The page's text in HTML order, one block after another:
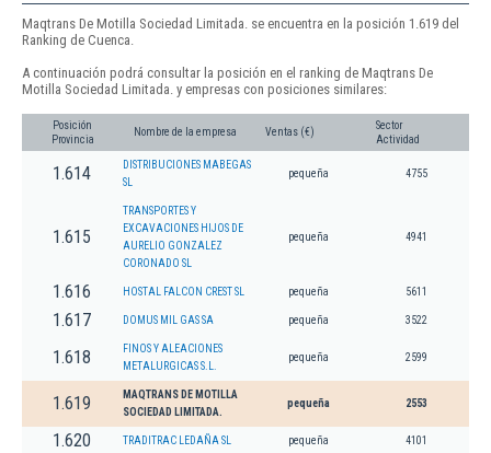
Maqtrans De Motilla Sociedad Limitada. se encuentra en la posición 1.619 del
Ranking de Cuenca.
A continuación podrá consultar la posición en el ranking de Maqtrans De
Motilla Sociedad Limitada. y empresas con posiciones similares:
Posición
Provincia
Nombre de la empresa Ventas (€)
Sector
Actividad
1.614
DISTRIBUCIONES MABEGAS
SL
pequeña 4755
1.615
TRANSPORTES Y
EXCAVACIONES HIJOS DE
AURELIO GONZALEZ
CORONADO SL
pequeña 4941
1.616 HOSTAL FALCON CREST SL pequeña 5611
1.617 DOMUS MIL GAS SA pequeña 3522
1.618
FINOS Y ALEACIONES
METALURGICAS S.L.
pequeña 2599
1.619
MAQTRANS DE MOTILLA
SOCIEDAD LIMITADA.
pequeña 2553
1.620 TRADITRAC LEDAÑA SL pequeña 4101